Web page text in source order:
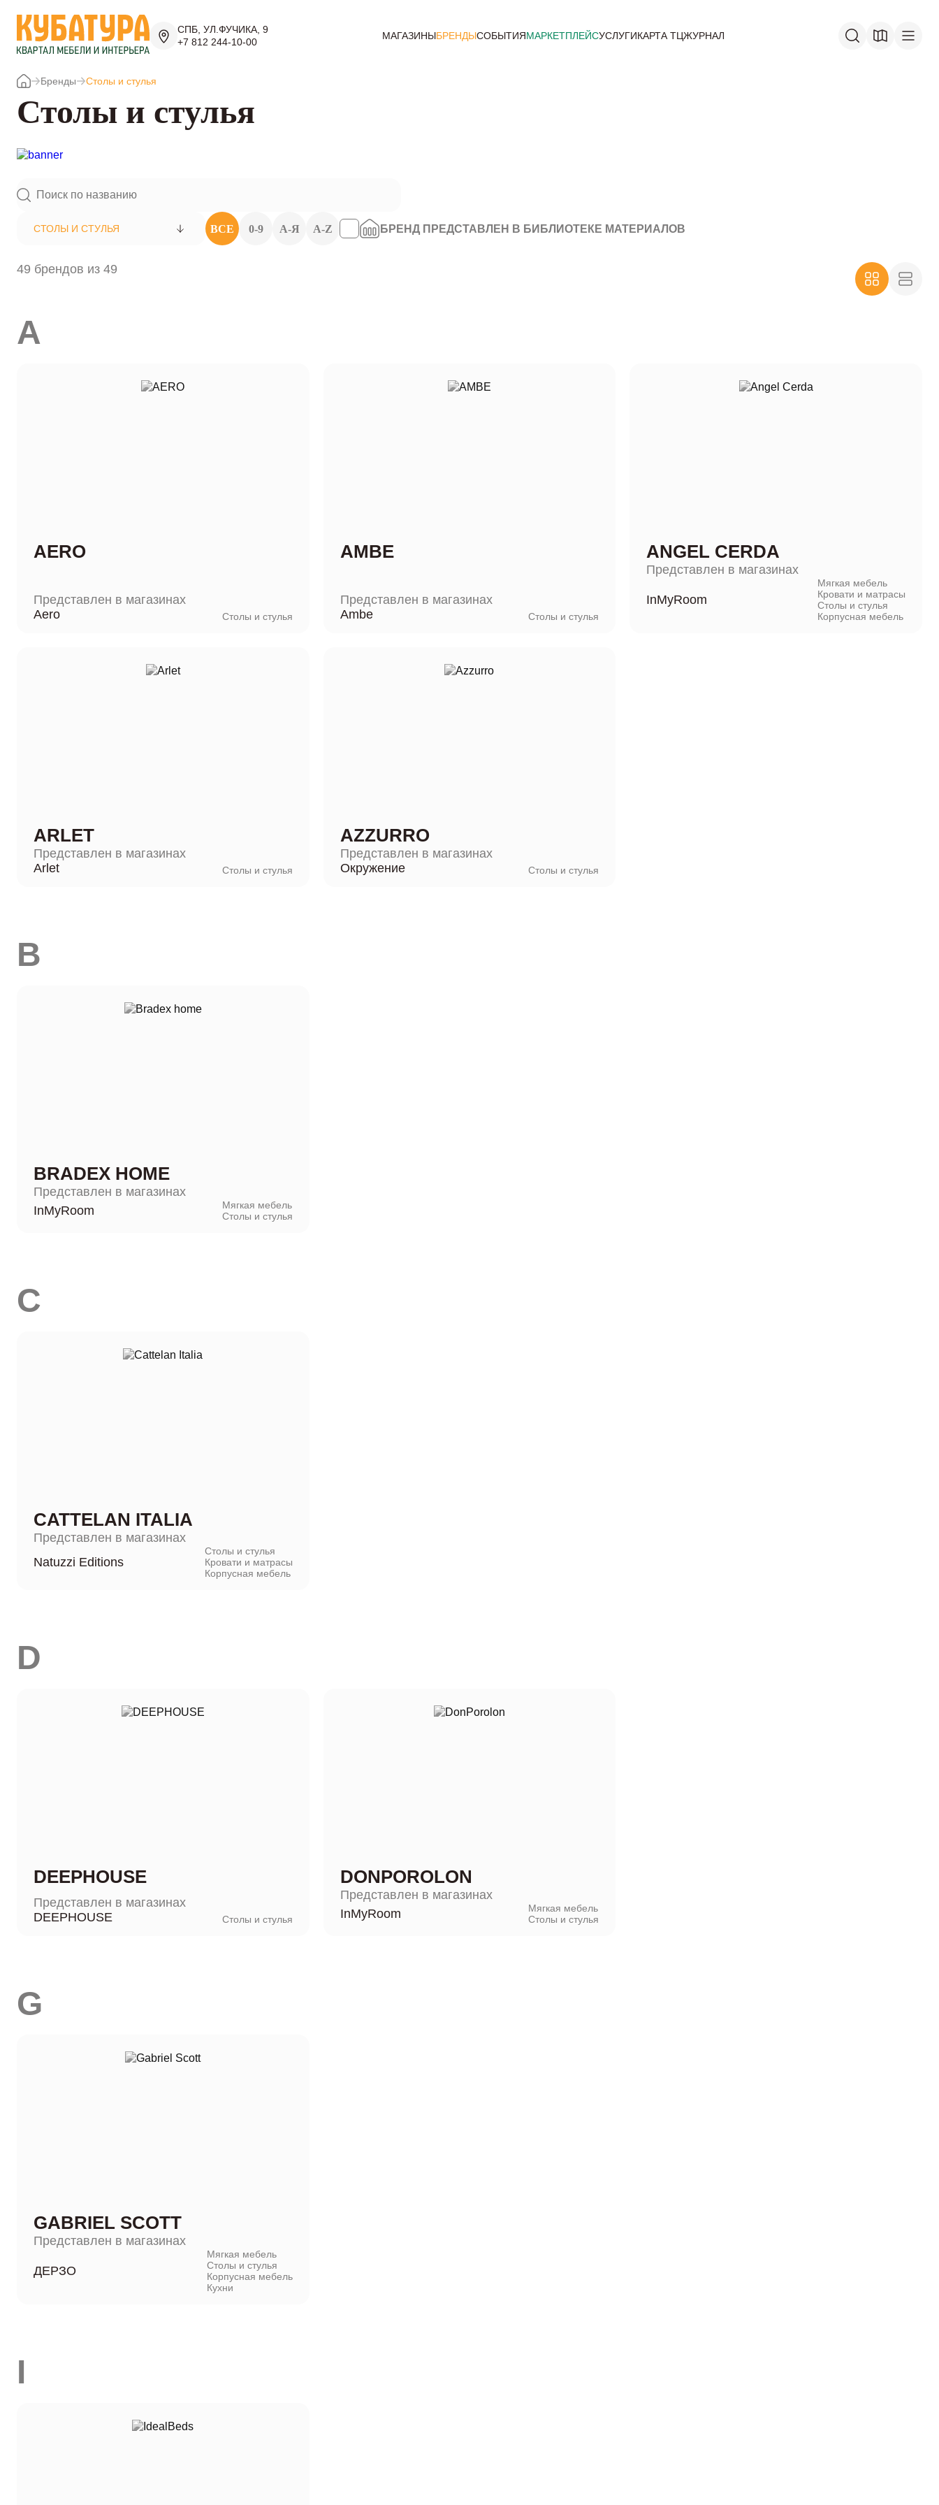
СПБ, УЛ.ФУЧИКА, 9
+7 812 244-10-00
МАГАЗИНЫБРЕНДЫСОБЫТИЯМАРКЕТПЛЕЙСУСЛУГИКАРТА ТЦЖУРНАЛ
Бренды Столы и стулья
Столы и стулья
СТОЛЫ И СТУЛЬЯ ВСЕ 0-9 А-Я A-Z БРЕНД ПРЕДСТАВЛЕН В БИБЛИОТЕКЕ МАТЕРИАЛОВ
49 брендов из 49
A
AERO
Представлен в магазинах
Aero
Столы и стулья
AMBE
Представлен в магазинах
Ambe
Столы и стулья
ANGEL CERDA
Представлен в магазинах
InMyRoom
Мягкая мебель
Кровати и матрасы
Столы и стулья
Корпусная мебель
ARLET
Представлен в магазинах
Arlet
Столы и стулья
AZZURRO
Представлен в магазинах
Окружение
Столы и стулья
B
BRADEX HOME
Представлен в магазинах
InMyRoom
Мягкая мебель
Столы и стулья
C
CATTELAN ITALIA
Представлен в магазинах
Natuzzi Editions
Столы и стулья
Кровати и матрасы
Корпусная мебель
D
DEEPHOUSE
Представлен в магазинах
DEEPHOUSE
Столы и стулья
DONPOROLON
Представлен в магазинах
InMyRoom
Мягкая мебель
Столы и стулья
G
GABRIEL SCOTT
Представлен в магазинах
ДЕРЗО
Мягкая мебель
Столы и стулья
Корпусная мебель
Кухни
I